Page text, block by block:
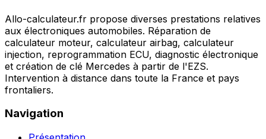
Allo-calculateur.fr propose diverses prestations relatives
aux électroniques automobiles. Réparation de
calculateur moteur, calculateur airbag, calculateur
injection, reprogrammation ECU, diagnostic électronique
et création de clé Mercedes à partir de l'EZS.
Intervention à distance dans toute la France et pays
frontaliers.
Navigation